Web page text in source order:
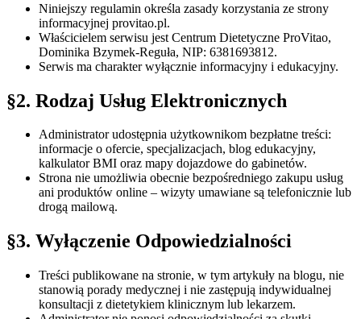
Niniejszy regulamin określa zasady korzystania ze strony
informacyjnej provitao.pl.
Właścicielem serwisu jest Centrum Dietetyczne ProVitao,
Dominika Bzymek-Reguła, NIP: 6381693812.
Serwis ma charakter wyłącznie informacyjny i edukacyjny.
§2. Rodzaj Usług Elektronicznych
Administrator udostępnia użytkownikom bezpłatne treści:
informacje o ofercie, specjalizacjach, blog edukacyjny,
kalkulator BMI oraz mapy dojazdowe do gabinetów.
Strona nie umożliwia obecnie bezpośredniego zakupu usług
ani produktów online – wizyty umawiane są telefonicznie lub
drogą mailową.
§3. Wyłączenie Odpowiedzialności
Treści publikowane na stronie, w tym artykuły na blogu, nie
stanowią porady medycznej i nie zastępują indywidualnej
konsultacji z dietetykiem klinicznym lub lekarzem.